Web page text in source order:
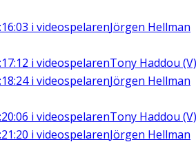
i videospelarenJörgen Hellman
i videospelarenTony Haddou (V)
i videospelarenJörgen Hellman
i videospelarenTony Haddou (V)
i videospelarenJörgen Hellman